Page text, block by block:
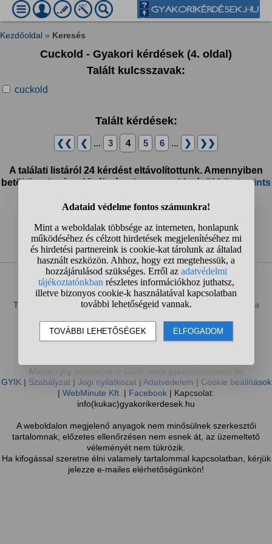
Kezdőoldal » Keresés
Cuckold - Gyakori kérdések (4. oldal)
Talált kulcsszavak:
cuckold
Talált kérdések:
❮❮ ❮ ... 3 4 5 6 ... ❯ ❯❯
A találati listáról 24 kérdést eltávolítottunk. Amennyiben
betöltötted már a 18. életévedet, megtekintésükhözkattints
❮ ... 3 6 ❯❯
Sötét mód bekapcsolása
Te most a gyakorikerdesek.hu mobilverzióját böngészed, mely a
funkcióját.
Váltás teljes nézetre
Minden jog fenntartva © 2026, www.gyakorikerdesek.hu
GYIK| Szabályzat| Jogi nyilatkozat| Adatvédelem | Cookie beállítások
| WebMinute Kft. | Facebook | Kapcsolat:
info(kukac)gyakorikerdesek.hu
A weboldalon megjelenő anyagok nem minősülnek szerkesztői
tartalomnak, előzetes ellenőrzésen nem esnek át, az üzemeltető
véleményét nem tükrözik.
Ha kifogással szeretne élni valamely tartalommal kapcsolatban, kérjük
jelezze e-mailes elérhetőségünkön!